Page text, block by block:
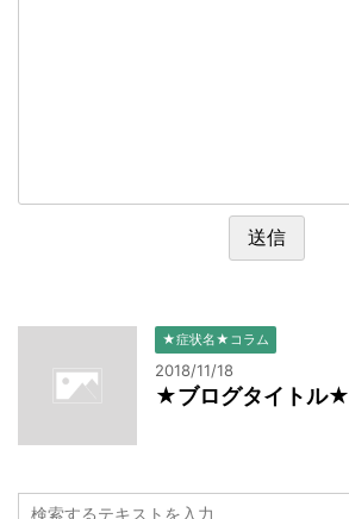
★症状名★コラム
2018/11/18
★ブログタイトル★